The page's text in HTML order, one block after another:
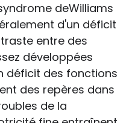
deWilliams
d'un déficit
entre des
développées
déficit des fonctions
des repères dans
de la